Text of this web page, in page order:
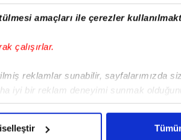
amaçları ile çerezler
çalışırlar.
reklamlar sunabilir, sayfalarımızda
iyi bir reklam deneyimi sunmak
ve bu noktada, reklamların